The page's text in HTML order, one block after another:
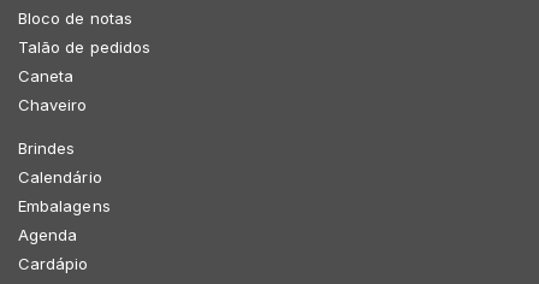
Bloco de notas
Talão de pedidos
Caneta
Chaveiro
Brindes
Calendário
Embalagens
Agenda
Cardápio